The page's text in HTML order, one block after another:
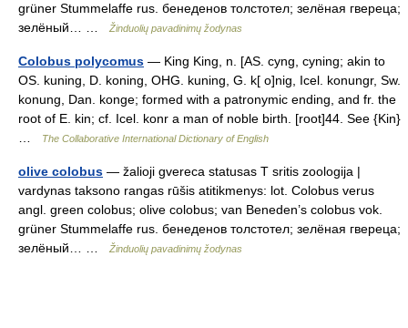
grüner Stummelaffe rus. бенеденов толстотел; зелёная гвереца;
зелёный… …
Žinduolių pavadinimų žodynas
Colobus polycomus — King King, n. [AS. cyng, cyning; akin to
OS. kuning, D. koning, OHG. kuning, G. k[ o]nig, Icel. konungr, Sw.
konung, Dan. konge; formed with a patronymic ending, and fr. the
root of E. kin; cf. Icel. konr a man of noble birth. [root]44. See {Kin}
The Collaborative International Dictionary of English
olive colobus — žalioji gvereca statusas T sritis zoologija |
vardynas taksono rangas rūšis atitikmenys: lot. Colobus verus
angl. green colobus; olive colobus; van Beneden’s colobus vok.
grüner Stummelaffe rus. бенеденов толстотел; зелёная гвереца;
зелёный… …
Žinduolių pavadinimų žodynas